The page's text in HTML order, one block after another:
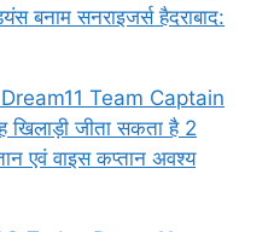
बनाम सनराइजर्स हैदराबाद:
Team Captain
जीता सकता है 2
एवं वाइस कप्तान अवश्य